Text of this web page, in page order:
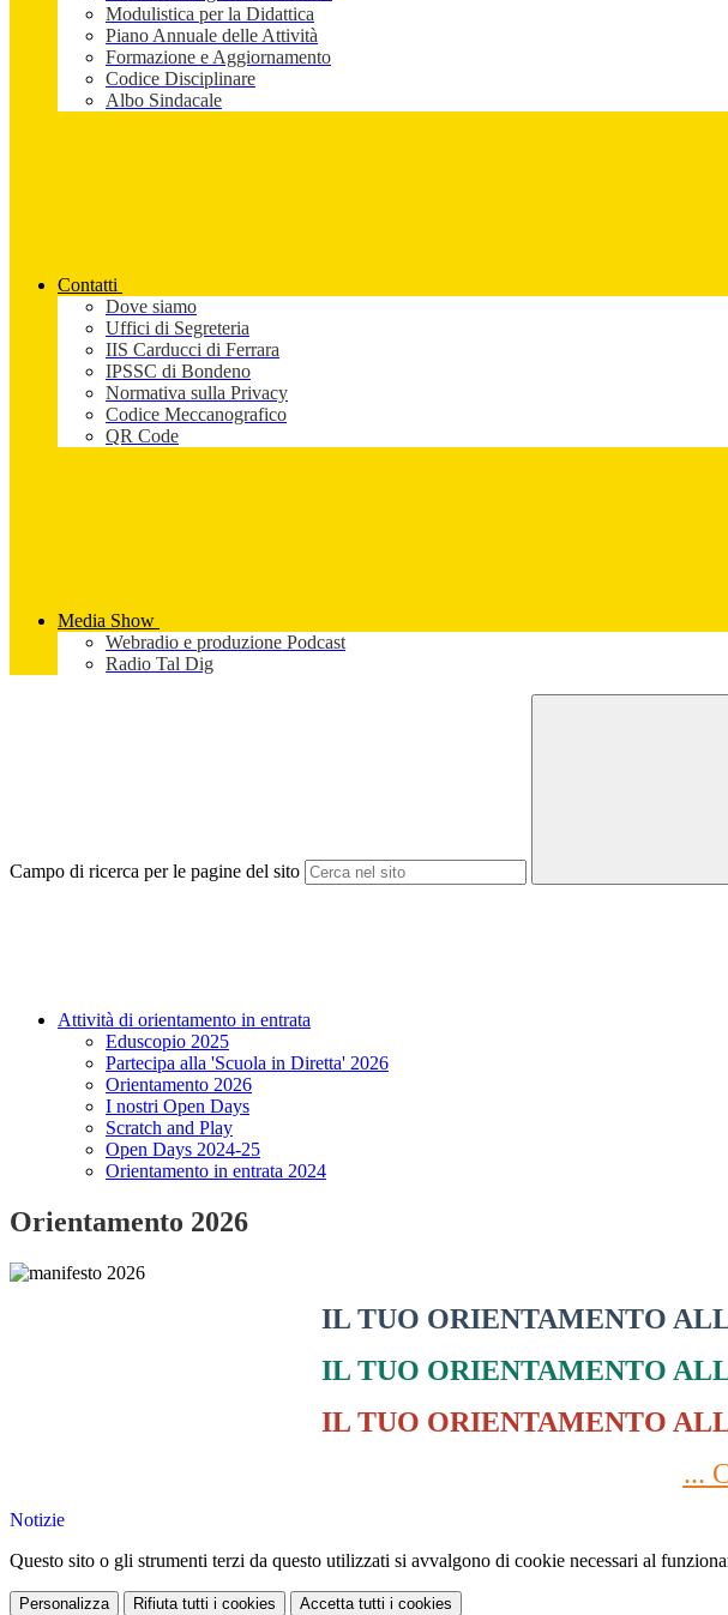
Modulistica per la Didattica
Piano Annuale delle Attività
Formazione e Aggiornamento
Codice Disciplinare
Albo Sindacale
Contatti
Dove siamo
Uffici di Segreteria
IIS Carducci di Ferrara
IPSSC di Bondeno
Normativa sulla Privacy
Codice Meccanografico
QR Code
Media Show
Webradio e produzione Podcast
Radio Tal Dig
Campo di ricerca per le pagine del sito
Attività di orientamento in entrata
Eduscopio 2025
Partecipa alla 'Scuola in Diretta' 2026
Orientamento 2026
I nostri Open Days
Scratch and Play
Open Days 2024-25
Orientamento in entrata 2024
Orientamento 2026
IL TUO ORIENTAMENTO
IL TUO ORIENTAMENTO
IL TUO ORIENTAMENTO
...
Notizie
Questo sito o gli strumenti terzi da questo utilizzati si avvalgono di cookie necessari al
Personalizza Rifiuta tutti i cookies Accetta tutti i cookies